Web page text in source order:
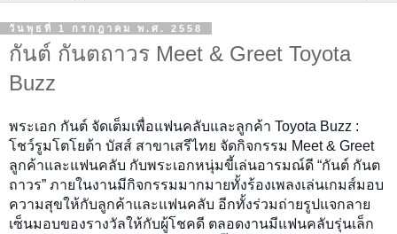
วันพุธที่ 1 กรกฎาคม พ.ศ. 2558
กันต์ กันตถาวร Meet & Greet Toyota
Buzz
พระเอก กันต์ จัดเต็มเพื่อแฟนคลับและลูกค้า Toyota Buzz :
โชว์รูมโตโยต้า บัสส์ สาขาเสรีไทย จัดกิจกรรม Meet & Greet
ลูกค้าและแฟนคลับ กับพระเอกหนุ่มขี้เล่นอารมณ์ดี “กันต์ กันต
ถาวร” ภายในงานมีกิจกรรมมากมายทั้งร้องเพลงเล่นเกมส์มอบ
ความสุขให้กับลูกค้าและแฟนคลับ อีกทั้งร่วมถ่ายรูปแจกลาย
เซ็นมอบของรางวัลให้กับผู้โชคดี ตลอดงานมีแฟนคลับรุ่นเล็ก